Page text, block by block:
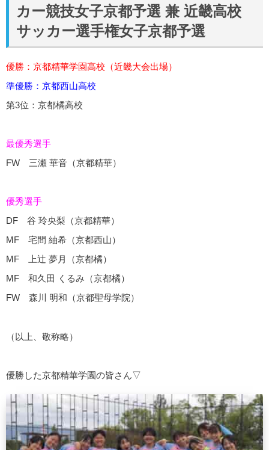
カー競技女子京都予選 兼 近畿高校
サッカー選手権女子京都予選
優勝：京都精華学園高校（近畿大会出場）
準優勝：京都西山高校
第3位：京都橘高校
最優秀選手
FW 三瀬 華音（京都精華）
優秀選手
DF 谷 玲央梨（京都精華）
MF 宅間 紬希（京都西山）
MF 上辻 夢月（京都橘）
MF 和久田 くるみ（京都橘）
FW 森川 明和（京都聖母学院）
（以上、敬称略）
優勝した京都精華学園の皆さん▽